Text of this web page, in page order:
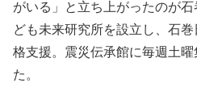
がいる」と立ち上がったのが
ども未来研究所を設立し、石
格支援。震災伝承館に毎週土
た。